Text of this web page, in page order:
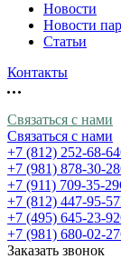
Новости
Новости
Статьи
Контакты
Связаться с нами
Связаться с нами
+7 (812) 252-68-64
+7 (981) 878-30-28
+7 (911) 709-35-29
+7 (812) 447-95-57
+7 (495) 645-23-92
+7 (981) 680-02-27
Заказать звонок